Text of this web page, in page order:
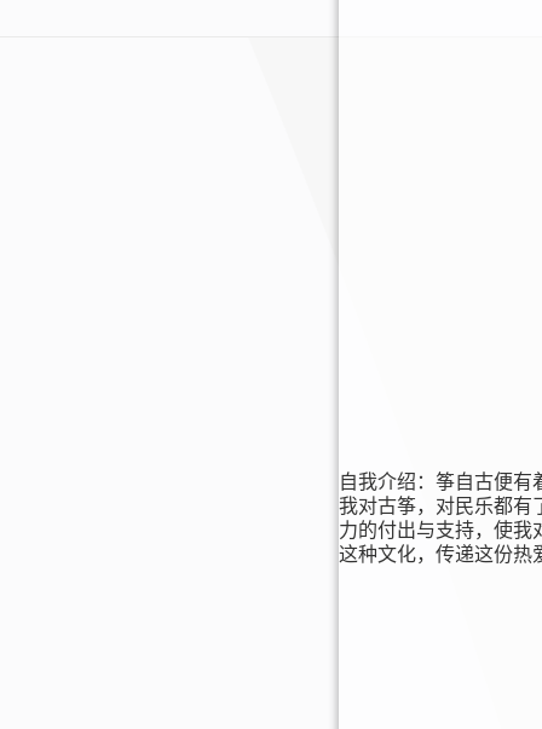
自我介绍： 筝自古便有
我对古筝，对民乐都有
力的付出与支持，使我
这种文化，传递这份热